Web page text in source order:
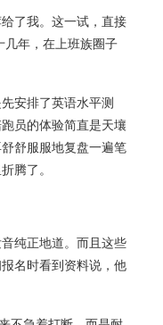
了我。这一试，直接
几年，在上班族圈子
安排了英语水平测
员的体验简直是天壤
舒服服地复盘一遍笔
腾了。
纯正地道。而且这些
名时看到资料说，他